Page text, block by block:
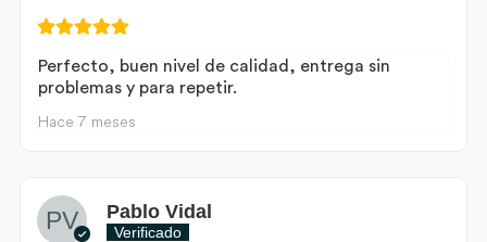
Perfecto, buen nivel de calidad, entrega sin
problemas y para repetir.
Hace 7 meses
Pablo Vidal
Verificado